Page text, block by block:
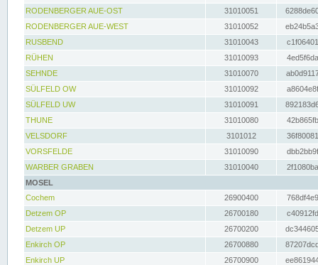
RODENBERGER AUE-OST
31010051
RODENBERGER AUE-WEST
31010052
RUSBEND
31010043
RÜHEN
31010093
SEHNDE
31010070
SÜLFELD OW
31010092
SÜLFELD UW
31010091
THUNE
31010080
VELSDORF
3101012
VORSFELDE
31010090
WARBER GRABEN
31010040
MOSEL
Cochem
26900400
Detzem OP
26700180
Detzem UP
26700200
Enkirch OP
26700880
Enkirch UP
26700900